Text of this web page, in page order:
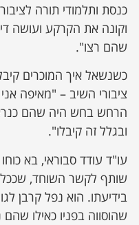
כנסת ותלמודי תורה
וקונה את הקרקע ועושה
שהם רצו".
כשנשאל איך המוכרים
ציבורי השיב – "מאיפה
הרחש בחש היה שהם
ובגלל זה קיבלו".
עו"ד עודד סבוראי, בא
שותף לקשר השוחד,
בידיעתו. הוא נפל קרבן
שהוסווה בפניו כאילו